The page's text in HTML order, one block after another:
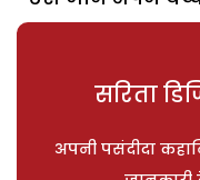
सरिता
अपनी पसंदीदा